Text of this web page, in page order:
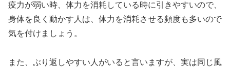
疫力が弱い時、体力を消耗している時に引きやすいので、
身体を良く動かす人は、体力を消耗させる頻度も多いので
気を付けましょう。
また、ぶり返しやすい人がいると言いますが、実は同じ風